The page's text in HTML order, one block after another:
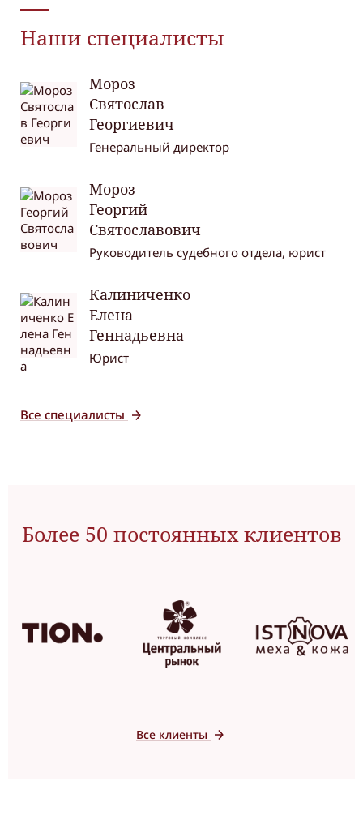
Наши специалисты
Мороз
Святослав
Георгиевич
Генеральный директор
Мороз
Георгий
Святославович
Руководитель судебного отдела, юрист
Калиниченко
Елена
Геннадьевна
Юрист
Все специалисты
Более 50 постоянных клиентов
Все клиенты